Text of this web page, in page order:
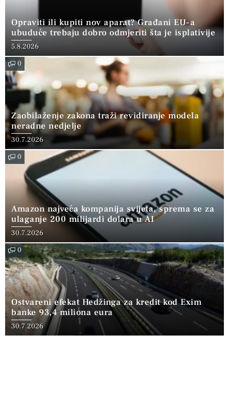
Opraviti ili kupiti nov aparat? Građani EU-a
ubuduće trebaju dobro odmjeriti šta je isplativije
5.8.2026
0
Zaobilaženje zakona traži revidiranje modela
neradne nedjelje
30.7.2026
0
Amazon najveća kompanija svijeta, sprema se za
ulaganje 200 milijardi dolara u AI
30.7.2026
0
Ostvareni efekat Hedžinga za kredit kod Exim
banke 93,4 miliona eura
30.7.2026